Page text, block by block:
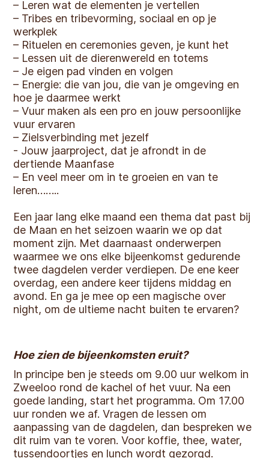
– Leren wat de elementen je vertellen
– Tribes en tribevorming, sociaal en op je
werkplek
– Rituelen en ceremonies geven, je kunt het
– Lessen uit de dierenwereld en totems
– Je eigen pad vinden en volgen
– Energie: die van jou, die van je omgeving en
hoe je daarmee werkt
– Vuur maken als een pro en jouw persoonlijke
vuur ervaren
– Zielsverbinding met jezelf
- Jouw jaarproject, dat je afrondt in de
dertiende Maanfase
– En veel meer om in te groeien en van te
leren……..
Een jaar lang elke maand een thema dat past bij
de Maan en het seizoen waarin we op dat
moment zijn. Met daarnaast onderwerpen
waarmee we ons elke bijeenkomst gedurende
twee dagdelen verder verdiepen. De ene keer
overdag, een andere keer tijdens middag en
avond. En ga je mee op een magische over
night, om de ultieme nacht buiten te ervaren?
Hoe zien de bijeenkomsten eruit?
In principe ben je steeds om 9.00 uur welkom in
Zweeloo rond de kachel of het vuur. Na een
goede landing, start het programma. Om 17.00
uur ronden we af. Vragen de lessen om
aanpassing van de dagdelen, dan bespreken we
dit ruim van te voren. Voor koffie, thee, water,
tussendoortjes en lunch wordt gezorgd.